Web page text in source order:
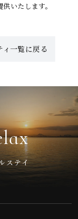
いたします。
一覧に戻る
ステイ